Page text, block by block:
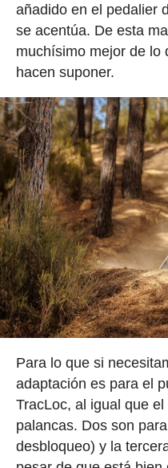
añadido en el pedalier
se acentúa. De esta
muchísimo mejor de lo
hacen suponer.
Para lo que si
adaptación es para el
TracLoc, al igual que
palancas. Dos son
desbloqueo) y la